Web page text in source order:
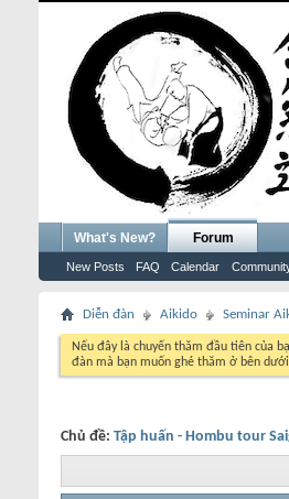
What's New? Forum
New Posts FAQ Calendar
Diễn đàn Aikido Seminar
Nếu đây là chuyến thăm đầu tiên của
đàn mà bạn muốn ghé thăm ở bên
Chủ đề: Tập huấn - Hombu tour